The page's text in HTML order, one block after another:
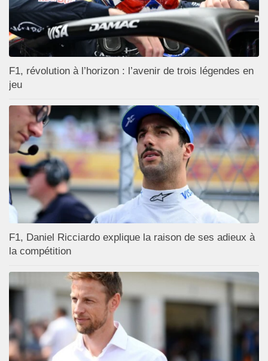
F1, révolution à l’horizon : l’avenir de trois légendes en
jeu
F1, Daniel Ricciardo explique la raison de ses adieux à
la compétition